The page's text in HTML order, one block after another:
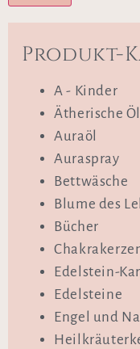
Produkt-
A - Kinder
Ätherische
Auraöl
Auraspray
Bettwäsche
Blume des
Bücher
Edelstein-
Edelsteine
Engel und